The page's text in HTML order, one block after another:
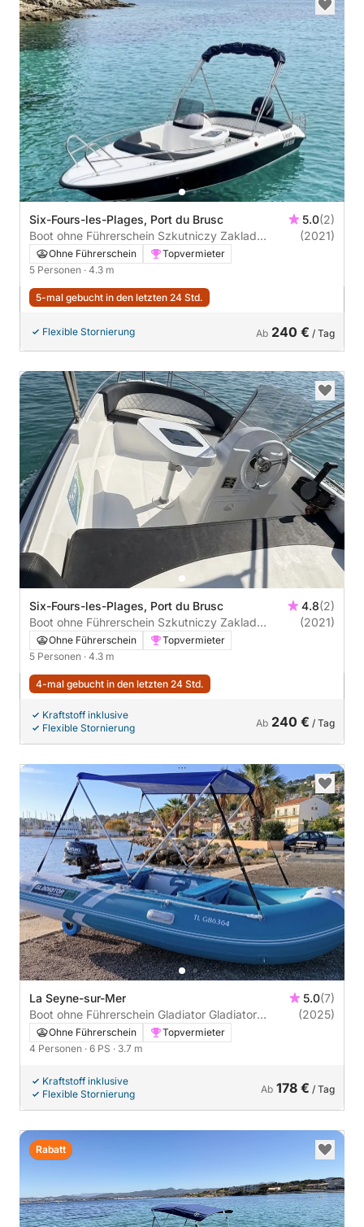
Six-Fours-les-Plages, Port du Brusc 5.0(2)
Boot ohne Führerschein Szkutniczy Zaklad
Szkutniczy Zaklad
(2021)
Ohne Führerschein
Topvermieter
5 Personen · 4.3 m
5-mal gebucht in den letzten 24 Std.
Flexible Stornierung Ab 240 € / Tag
Six-Fours-les-Plages, Port du Brusc 4.8(2)
Boot ohne Führerschein Szkutniczy Zaklad
Szkutniczy Zaklad
(2021)
Ohne Führerschein
Topvermieter
5 Personen · 4.3 m
4-mal gebucht in den letzten 24 Std.
Kraftstoff inklusive
Flexible Stornierung
Ab 240 € / Tag
La Seyne-sur-Mer 5.0(7)
Boot ohne Führerschein Gladiator Gladiator
C370AL 6PS
(2025)
Ohne Führerschein
Topvermieter
4 Personen · 6 PS · 3.7 m
Kraftstoff inklusive
Flexible Stornierung
Ab 178 € / Tag
Rabatt